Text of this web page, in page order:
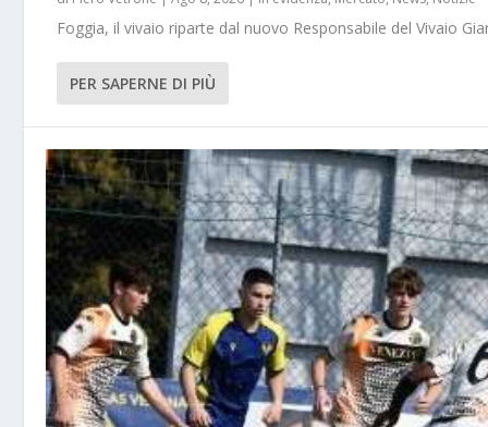
Foggia, il vivaio riparte dal nuovo Responsabile del Vivaio
PER SAPERNE DI PIÙ